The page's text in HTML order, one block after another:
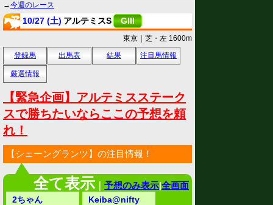
→今週のレース
10/27 (土) アルテミスS GIII
東京｜芝・左 1600m
登録馬
出馬表 結果 注目馬情報
厳選情報
【緊急企画】アルテミスステーク
スで勝ちたいならここの予想を頼
れ！
【シェーングランツ】の注目情報！
全て表示 ｜ 予想のみ表示|全画面
2ちゃん
Keiba@nifty